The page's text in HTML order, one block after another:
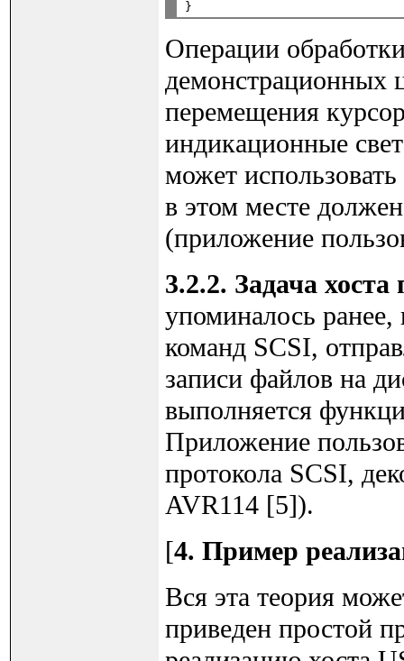
Операции
демонстрационных
перемещения
индикационные
может
в этом месте
(приложение
3.2.2. Задача
упоминалось ранее,
команд SCSI,
записи файлов на
выполняется
Приложение
протокола SCSI,
AVR114 [5]).
[4. Пример
Вся эта теория
приведен простой